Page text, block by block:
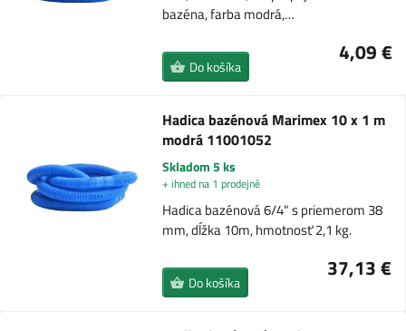
bazéna, farba modrá,…
4,09 €
Do košíka
Hadica bazénová Marimex 10 x 1 m
modrá 11001052
Skladom 5 ks
+ ihned na 1 prodejně
Hadica bazénová 6/4" s priemerom 38
mm, dĺžka 10m, hmotnosť 2,1 kg.
37,13 €
Do košíka